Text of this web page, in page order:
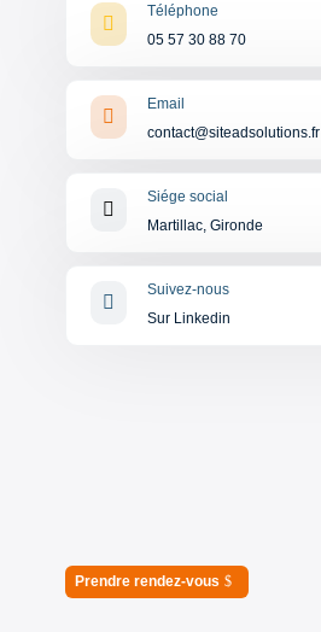

Téléphone
05 57 30 88 70

Email
contact@siteadsolutions.fr

Siége social
Martillac, Gironde

Suivez-nous
Sur Linkedin
Prendre rendez-vous